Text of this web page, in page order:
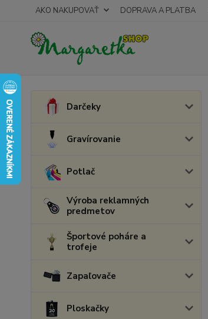
AKO NAKUPOVAŤ DOPRAVA A PLATBA
Darčeky
Gravírovanie
Potlač
Výroba reklamných
predmetov
Športové poháre a
trofeje
Zapaľovače
Ploskačky